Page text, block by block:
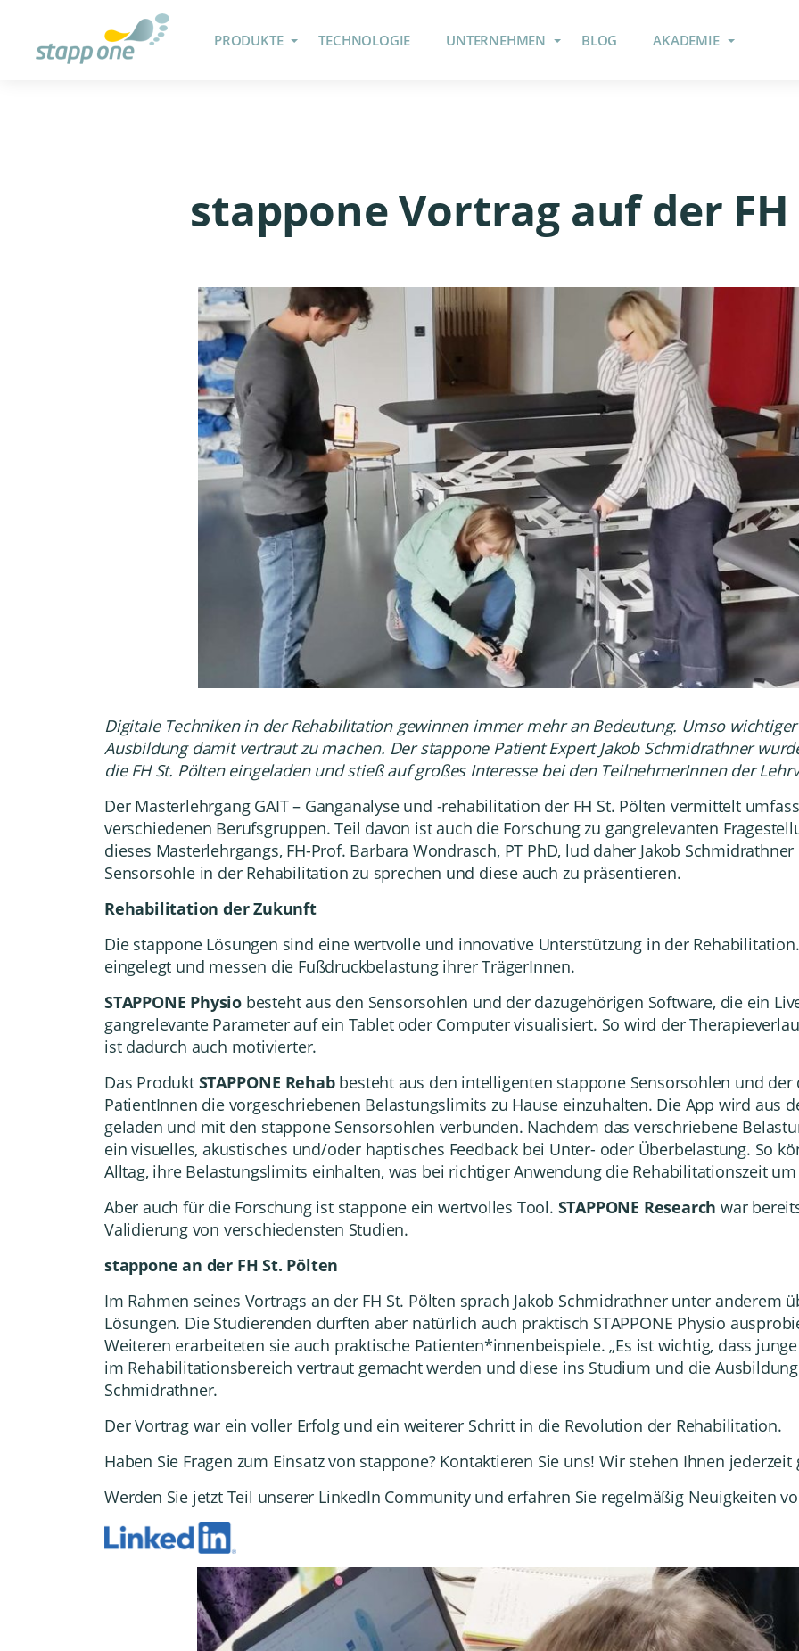
PRODUKTE TECHNOLOGIE UNTERNEHMEN BLOG AKADEMIE
stappone Vortrag auf der FH
Digitale Techniken in der Rehabilitation gewinnen immer mehr an Bedeutung. Umso
Ausbildung damit vertraut zu machen. Der stappone Patient Expert Jakob Schmidrathner
dieFH St. Pölteneingeladen und stieß auf großes Interesse bei den TeilnehmerInnen der
Der Masterlehrgang GAIT – Ganganalyse und -rehabilitation der FH St. Pölten vermittelt
verschiedenen Berufsgruppen. Teil davon ist auch die Forschung zu gangrelevanten
dieses Masterlehrgangs, FH-Prof. Barbara Wondrasch, PT PhD, lud daher Jakob
Sensorsohle in der Rehabilitation zu sprechen und diese auch zu präsentieren.
Rehabilitation der Zukunft
Die stappone Lösungen sind eine wertvolle und innovative Unterstützung in der
eingelegt und messen die Fußdruckbelastung ihrer TrägerInnen.
STAPPONE Physio besteht aus den Sensorsohlen und der dazugehörigen Software, die ein
gangrelevante Parameter auf ein Tablet oder Computer visualisiert. So wird der
ist dadurch auch motivierter.
Das Produkt STAPPONE Rehab besteht aus den intelligenten stappone Sensorsohlen und
PatientInnen die vorgeschriebenen Belastungslimits zu Hause einzuhalten. Die App wird aus
geladen und mit den stappone Sensorsohlen verbunden. Nachdem das verschriebene
ein visuelles, akustisches und/oder haptisches Feedback bei Unter- oder Überbelastung. So
Alltag, ihre Belastungslimits einhalten, was bei richtiger Anwendung die Rehabilitationszeit um
Aber auch für die Forschung ist stappone ein wertvolles Tool. STAPPONE Research war
Validierung von verschiedensten Studien.
stappone an der FH St. Pölten
Im Rahmen seines Vortrags an der FH St. Pölten sprach Jakob Schmidrathner unter anderem
Lösungen. Die Studierenden durften aber natürlich auch praktisch STAPPONE Physio
Weiteren erarbeiteten sie auch praktische Patienten*innenbeispiele. „Es ist wichtig, dass
im Rehabilitationsbereich vertraut gemacht werden und diese ins Studium und die
Schmidrathner.
Der Vortrag war ein voller Erfolg und ein weiterer Schritt in die Revolution der Rehabilitation.
Haben Sie Fragen zum Einsatz von stappone? Kontaktieren Sie uns! Wir stehen Ihnen jederzeit
Werden Sie jetzt Teil unserer LinkedIn Communityund erfahren Sie regelmäßig Neuigkeiten